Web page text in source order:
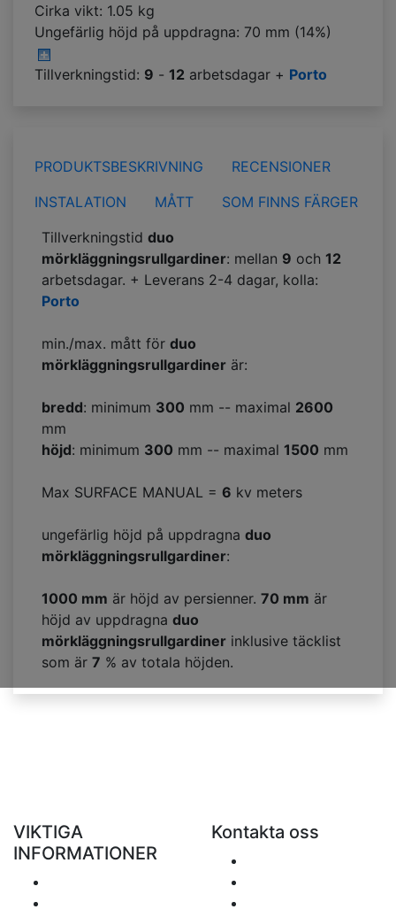
Cirka vikt: 1.05 kg
Ungefärlig höjd på uppdragna: 70 mm (14%)
Tillverkningstid: 9 - 12 arbetsdagar + Porto
PRODUKTSBESKRIVNING
RECENSIONER
INSTALATION
MÅTT
SOM FINNS FÄRGER
Tillverkningstid duo
mörkläggningsrullgardiner: mellan 9 och 12
arbetsdagar. + Leverans 2-4 dagar, kolla:
Porto
min./max. mått för duo
mörkläggningsrullgardiner är:
bredd: minimum 300 mm -- maximal 2600
mm
höjd: minimum 300 mm -- maximal 1500 mm
Max SURFACE MANUAL = 6 kv meters
ungefärlig höjd på uppdragna duo
mörkläggningsrullgardiner:
1000 mm är höjd av persienner. 70 mm är
höjd av uppdragna duo
mörkläggningsrullgardiner inklusive täcklist
som är 7 % av totala höjden.
VIKTIGA
INFORMATIONER
Kontakta oss